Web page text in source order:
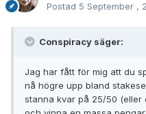
Postad 5 September ,
Conspiracy säger:
Jag har fått för mig att du
nå högre upp bland
stanna kvar på 25/50 (eller